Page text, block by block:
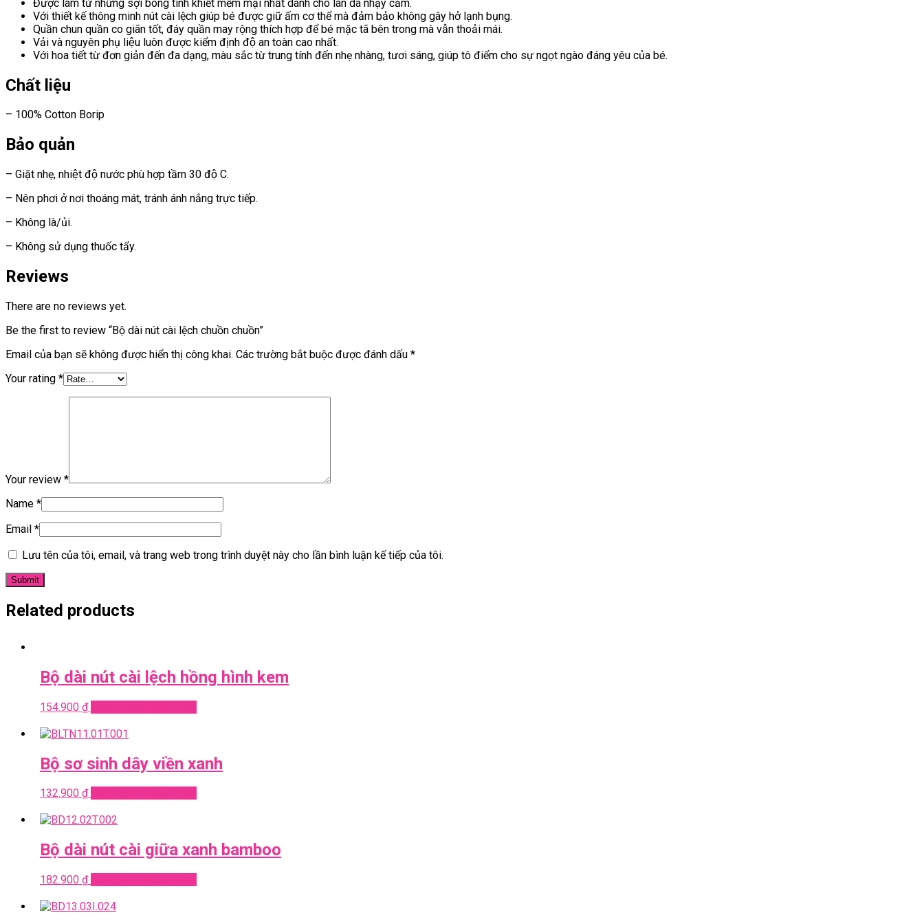
Được làm từ những sợi bông tinh khiết mềm mại nhất dành cho làn da nhạy cảm.
Với thiết kế thông minh nút cài lệch giúp bé được giữ ấm cơ thể mà đảm bảo không gây hở lạnh bụng.
Quần chun quần co giãn tốt, đáy quần may rộng thích hợp để bé mặc tã bên trong mà vẫn thoải mái.
Vải và nguyên phụ liệu luôn được kiểm định độ an toàn cao nhất.
Với hoa tiết từ đơn giản đến đa dạng, màu sắc từ trung tính đến nhẹ nhàng, tươi sáng, giúp tô điểm cho sự ngọt ngào đáng yêu của bé.
Chất liệu
– 100% Cotton Borip
Bảo quản
– Giặt nhẹ, nhiệt độ nước phù hợp tầm 30 độ C.
– Nên phơi ở nơi thoáng mát, tránh ánh nắng trực tiếp.
– Không là/ủi.
– Không sử dụng thuốc tẩy.
Reviews
There are no reviews yet.
Be the first to review “Bộ dài nút cài lệch chuồn chuồn”
Email của bạn sẽ không được hiển thị công khai. Các trường bắt buộc được đánh dấu *
Your rating *
Your review *
Name *
Email *
Lưu tên của tôi, email, và trang web trong trình duyệt này cho lần bình luận kế tiếp của tôi.
Related products
Bộ dài nút cài lệch hồng hình kem
154.900 ₫
Bộ sơ sinh dây viền xanh
132.900 ₫
Bộ dài nút cài giữa xanh bamboo
182.900 ₫